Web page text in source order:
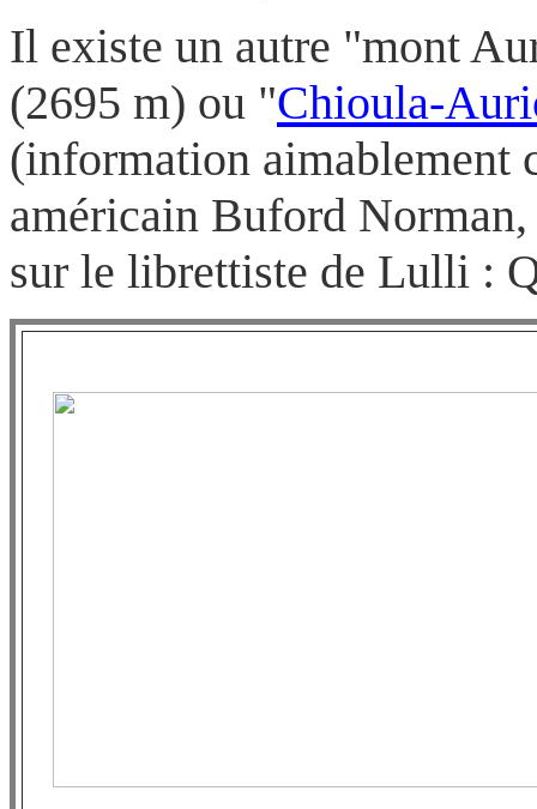
Il existe un autre "mont
(2695 m) ou "Chioula-
(information aimablement
américain Buford
sur le librettiste de Lulli :